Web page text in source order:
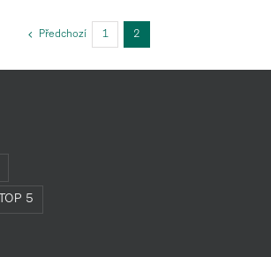
Předchozí 1 2
TOP 5